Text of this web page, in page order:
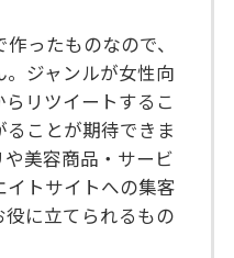
ったものなので、
ジャンルが女性向
リツイートするこ
ことが期待できま
美容商品・サービ
イトサイトへの集客
に立てられるもの